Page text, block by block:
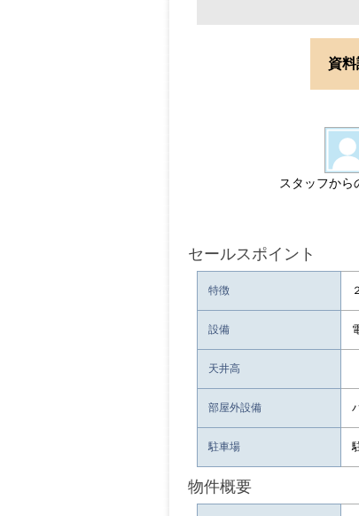
資
スタッフから
セールスポイント
特徴
設備
天井高
部屋外設備
駐車場
物件概要